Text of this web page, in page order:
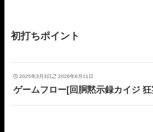
初打ちポイント
2025年3月3日 2026年6月11日
ゲームフロー[回胴黙示録カイジ